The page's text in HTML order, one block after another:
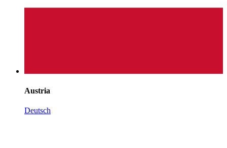
Austria
Deutsch